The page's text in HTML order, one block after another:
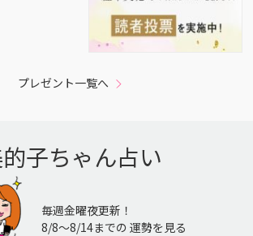
プレゼント一覧へ
子ちゃん占い
毎週金曜夜更新！
8/8〜8/14までの 運勢を見る